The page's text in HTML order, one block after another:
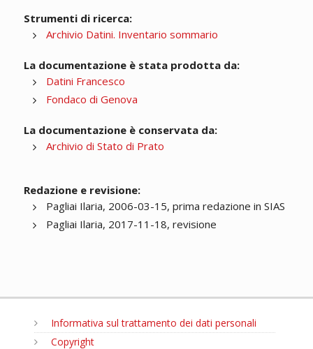
Strumenti di ricerca:
Archivio Datini. Inventario sommario
La documentazione è stata prodotta da:
Datini Francesco
Fondaco di Genova
La documentazione è conservata da:
Archivio di Stato di Prato
Redazione e revisione:
Pagliai Ilaria, 2006-03-15, prima redazione in SIAS
Pagliai Ilaria, 2017-11-18, revisione
Informativa sul trattamento dei dati personali
Copyright